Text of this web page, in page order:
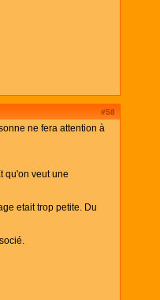
#58
ne fera attention à
qu'on veut une
etait trop petite. Du